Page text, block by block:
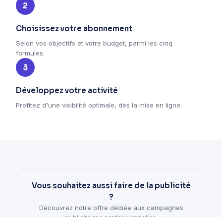
2
Choisissez votre abonnement
Selon vos objectifs et votre budget, parmi les cinq
formules.
3
Développez votre activité
Profitez d'une visibilité optimale, dès la mise en ligne.
Vous souhaitez aussi faire de la publicité
?
Découvrez notre offre dédiée aux campagnes